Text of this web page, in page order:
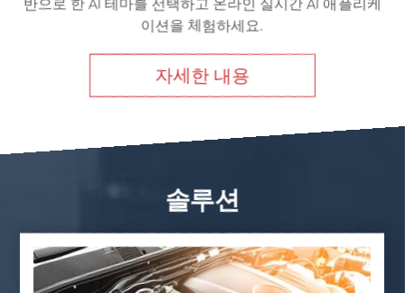
반으로 한 AI 테마를 선택하고 온라인 실시간 AI 애플리케
이션을 체험하세요.
자세한 내용
솔루션